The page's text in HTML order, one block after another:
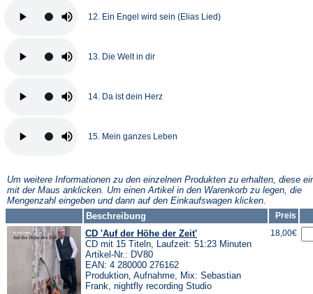
12. Ein Engel wird sein (Elias Lied)
13. Die Welt in dir
14. Da ist dein Herz
15. Mein ganzes Leben
Um weitere Informationen zu den einzelnen Produkten zu erhalten, diese
mit der Maus anklicken. Um einen Artikel in den Warenkorb zu legen, die
Mengenzahl eingeben und dann auf den Einkaufswagen klicken.
Beschreibung
Preis
CD 'Auf der Höhe der Zeit'
CD mit 15 Titeln, Laufzeit: 51:23 Minuten
Artikel-Nr.: DV80
EAN: 4 280000 276162
Produktion, Aufnahme, Mix: Sebastian
Frank, nightfly recording Studio
18,00€